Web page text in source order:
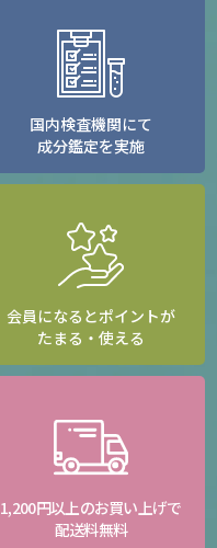
国内検査機関にて
成分鑑定を実施
会員になるとポイントが
たまる・使える
1,200円以上のお買い上げで
配送料無料